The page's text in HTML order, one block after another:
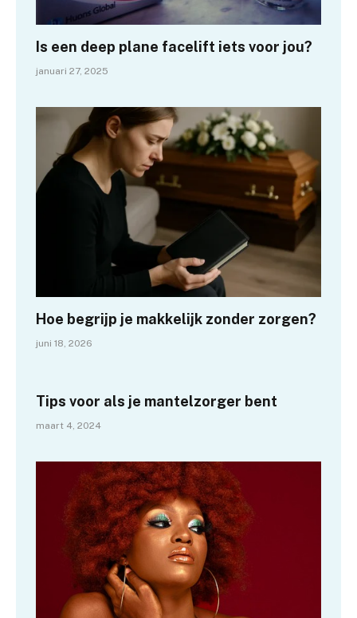
Is een deep plane facelift iets voor jou?
januari 27, 2025
Hoe begrijp je makkelijk zonder zorgen?
juni 18, 2026
Tips voor als je mantelzorger bent
maart 4, 2024